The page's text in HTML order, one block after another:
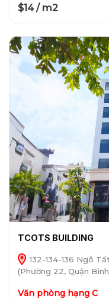
$14 / m2
TCOTS BUILDING
132-134-136 Ngô
(Phường 22, Quận
Văn phòng hạng C